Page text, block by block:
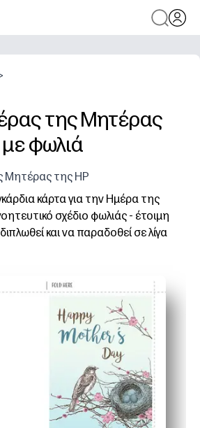
της Μητέρας
με φωλιά
Μητέρας της HP
κάρτα για την Ημέρα της
σχέδιο φωλιάς - έτοιμη
και να παραδοθεί σε λίγα
- κατεβάστε, εκτυπώστε σε
παιδιά - καλέστε τα παιδιά να
για τον εορτασμό των μαμάδων,
- τραγανά έργα τέχνης